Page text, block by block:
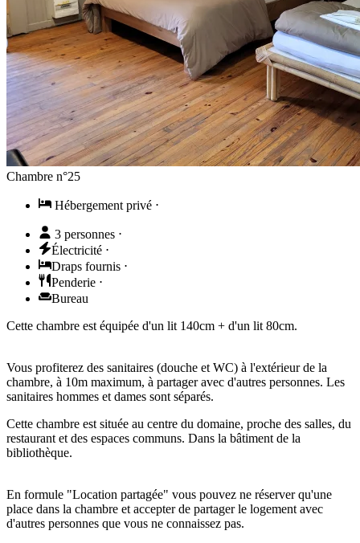
Chambre n°25
Hébergement privé ⋅
3 personnes ⋅
Électricité ⋅
Draps fournis ⋅
Penderie ⋅
Bureau
Cette chambre est équipée d'un lit 140cm + d'un lit 80cm.
Vous profiterez des sanitaires (douche et WC) à l'extérieur de la
chambre, à 10m maximum, à partager avec d'autres personnes. Les
sanitaires hommes et dames sont séparés.
Cette chambre est située au centre du domaine, proche des salles, du
restaurant et des espaces communs. Dans la bâtiment de la
bibliothèque.
En formule "Location partagée" vous pouvez ne réserver qu'une
place dans la chambre et accepter de partager le logement avec
d'autres personnes que vous ne connaissez pas.